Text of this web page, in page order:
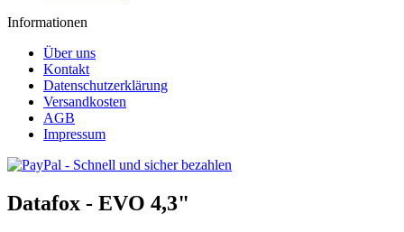
Informationen
Über uns
Kontakt
Datenschutzerklärung
Versandkosten
AGB
Impressum
Datafox - EVO 4,3"